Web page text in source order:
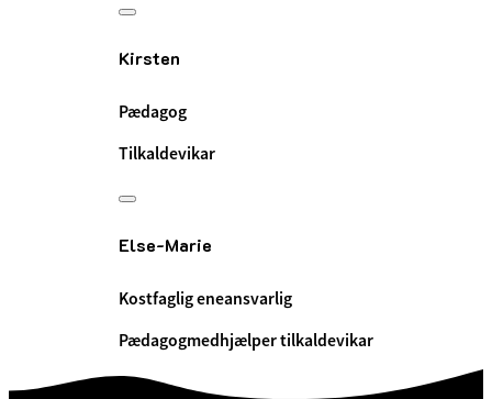
Kirsten
Pædagog
Tilkaldevikar
Else-Marie
Kostfaglig eneansvarlig
Pædagogmedhjælper tilkaldevikar